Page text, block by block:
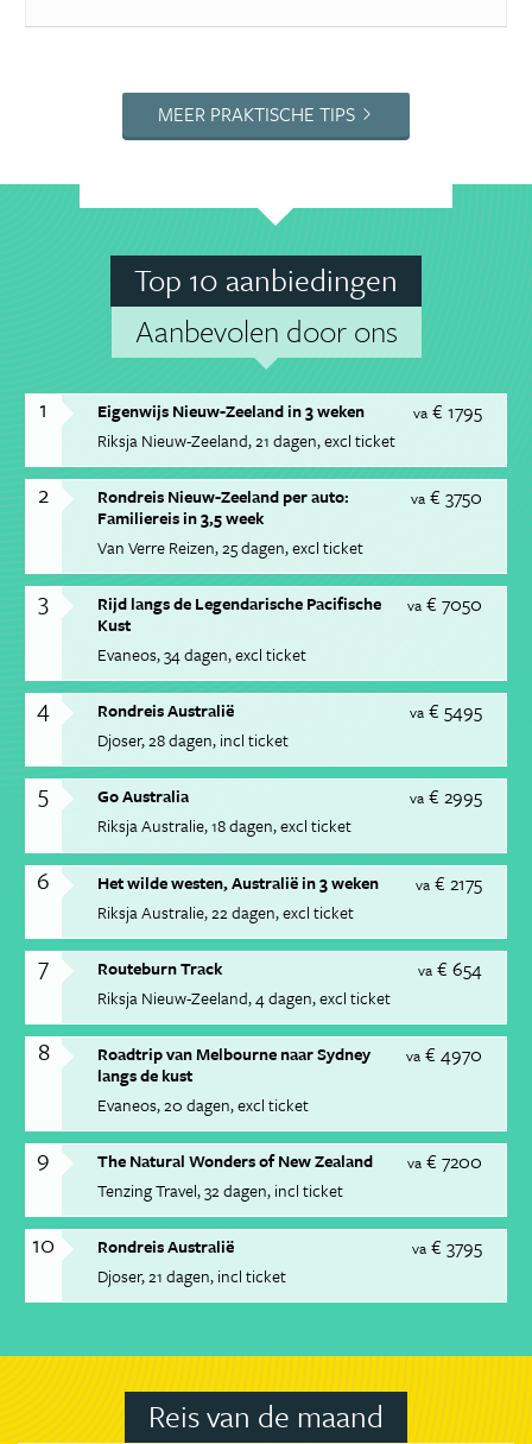
MEER PRAKTISCHE TIPS
Top 10 aanbiedingen
Aanbevolen door ons
1 va € 1795
Eigenwijs Nieuw-Zeeland in 3 weken
Riksja Nieuw-Zeeland 21 dagen excl ticket
2 va € 3750
Rondreis Nieuw-Zeeland per auto:
Familiereis in 3,5 week
Van Verre Reizen 25 dagen excl ticket
3 va € 7050
Rijd langs de Legendarische Pacifische
Kust
Evaneos 34 dagen excl ticket
4 va € 5495
Rondreis Australië
Djoser 28 dagen incl ticket
5 va € 2995
Go Australia
Riksja Australie 18 dagen excl ticket
6 va € 2175
Het wilde westen, Australië in 3 weken
Riksja Australie 22 dagen excl ticket
7 va € 654
Routeburn Track
Riksja Nieuw-Zeeland 4 dagen excl ticket
8 va € 4970
Roadtrip van Melbourne naar Sydney
langs de kust
Evaneos 20 dagen excl ticket
9 va € 7200
The Natural Wonders of New Zealand
Tenzing Travel 32 dagen incl ticket
10 va € 3795
Rondreis Australië
Djoser 21 dagen incl ticket
Reis van de maand